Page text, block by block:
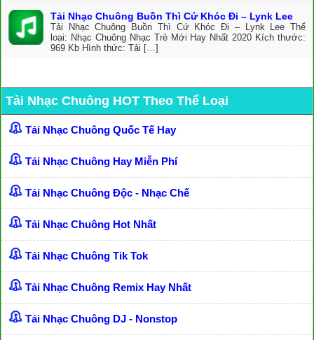
Tải Nhạc Chuông Buồn Thì Cứ Khóc Đi – Lynk Lee
Tải Nhạc Chuông Buồn Thì Cứ Khóc Đi – Lynk Lee Thể
loại: Nhạc Chuông Nhạc Trẻ Mới Hay Nhất 2020 Kích thước:
969 Kb Hình thức: Tải […]
Tải Nhạc Chuông HOT Theo Thể Loại
Tải Nhạc Chuông Quốc Tế Hay
Tải Nhạc Chuông Hay Miễn Phí
Tải Nhạc Chuông Độc - Nhạc Chế
Tải Nhạc Chuông Hot Nhất
Tải Nhạc Chuông Tik Tok
Tải Nhạc Chuông Remix Hay Nhất
Tải Nhạc Chuông DJ - Nonstop